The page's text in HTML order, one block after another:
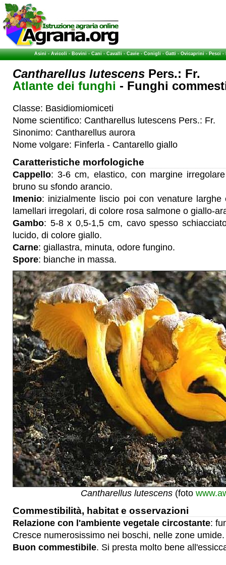
Asini-Avicoli-Bovini-Cani-Cavalli-Cavie-Conigli-Gatti-Ovicaprini-Pesci-
Cantharellus lutescens Pers.: Fr.
Atlante dei funghi - Funghi
Classe: Basidiomiomiceti
Nome scientifico: Cantharellus lutescens Pers.: Fr.
Sinonimo: Cantharellus aurora
Nome volgare: Finferla - Cantarello giallo
Caratteristiche morfologiche
Cappello: 3-6 cm, elastico, con margine
bruno su sfondo arancio.
Imenio: inizialmente liscio poi con venature
lamellari irregolari, di colore rosa salmone o giallo-
Gambo: 5-8 x 0,5-1,5 cm, cavo spesso
lucido, di colore giallo.
Carne: giallastra, minuta, odore fungino.
Spore: bianche in massa.
Cantharellus lutescens (foto
Commestibilità, habitat e osservazioni
Relazione con l'ambiente vegetale circostante:
Cresce numerosissimo nei boschi, nelle zone
Buon commestibile. Si presta molto bene